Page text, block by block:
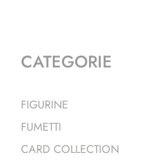
CATEGORIE
FIGURINE
FUMETTI
CARD COLLECTION